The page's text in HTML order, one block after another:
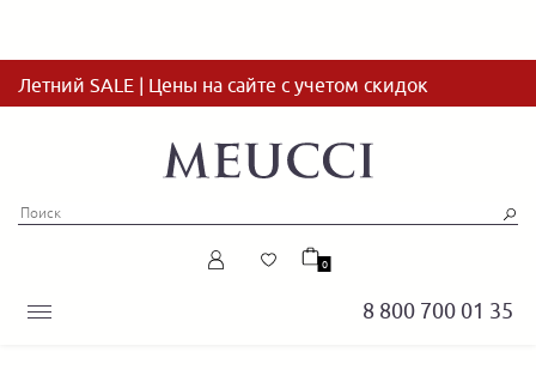
Летний SALE | Цены на сайте с учетом скидок
8 800 700 01 35
0